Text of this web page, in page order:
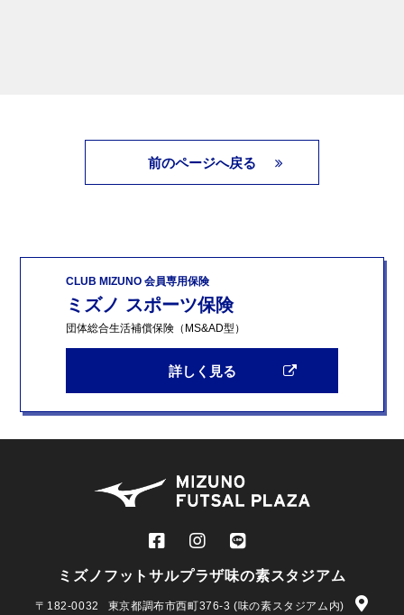
前のページへ戻る
CLUB MIZUNO 会員専用保険
ミズノ スポーツ保険
団体総合生活補償保険（MS&AD型）
詳しく見る
ミズノフットサルプラザ味の素スタジアム
〒182-0032 東京都調布市西町376-3 (味の素スタジアム内)